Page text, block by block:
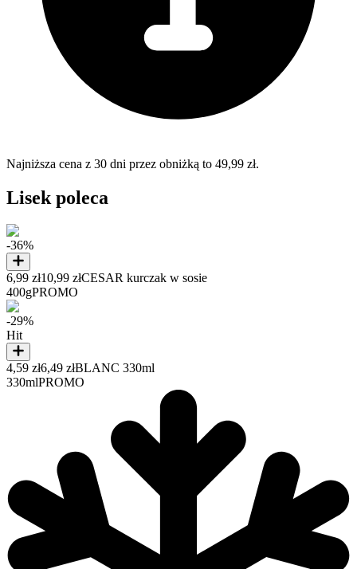
Najniższa cena z 30 dni przez obniżką to 49,99 zł.
Lisek poleca
-36%
6,99 zł10,99 złCESAR kurczak w sosie
400gPROMO
-29%
Hit
4,59 zł6,49 złBLANC 330ml
330mlPROMO